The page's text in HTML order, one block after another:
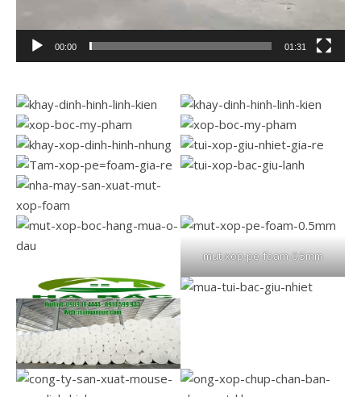
00:00 01:31
mut-xop-pe-foam-0.5mm